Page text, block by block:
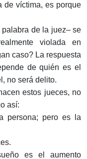
de víctima, es porque
de la juez– se
violada en
caso? La respuesta
de quién es el
no será delito.
estos jueces, no
así:
persona; pero es la
es el aumento